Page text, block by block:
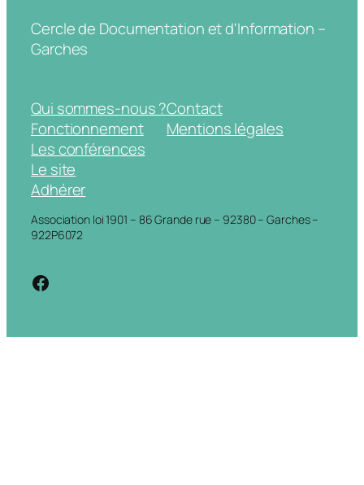
Cercle de Documentation et d'Information –
Garches
Qui sommes-nous ?
Fonctionnement
Les conférences
Le site
Adhérer
Contact
Mentions légales
Association loi 1901 – 86 Grande rue – 92380 – Garches –
922P6072
https://www.facebook.com/